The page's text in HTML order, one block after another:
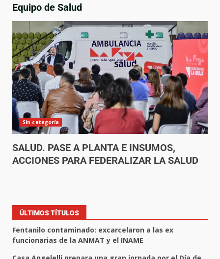
Equipo de Salud
Sin categoría
SALUD. PASE A PLANTA E INSUMOS,
ACCIONES PARA FEDERALIZAR LA SALUD
ÚLTIMOS TÍTULOS
Fentanilo contaminado: excarcelaron a las ex
funcionarias de la ANMAT y el INAME